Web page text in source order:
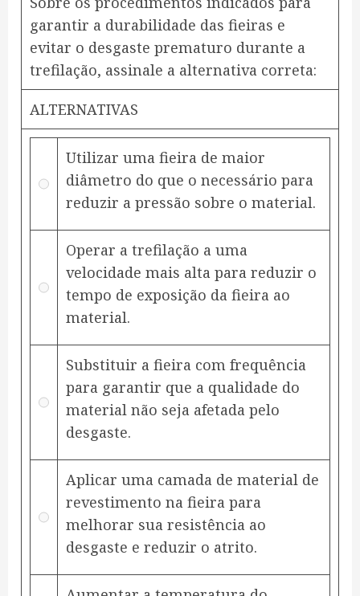
garantir a durabilidade das fieiras e
evitar o desgaste prematuro durante a
trefilação, assinale a alternativa correta:
ALTERNATIVAS
Utilizar uma fieira de maior
diâmetro do que o necessário para
reduzir a pressão sobre o material.
Operar a trefilação a uma
velocidade mais alta para reduzir o
tempo de exposição da fieira ao
material.
Substituir a fieira com frequência
para garantir que a qualidade do
material não seja afetada pelo
desgaste.
Aplicar uma camada de material de
revestimento na fieira para
melhorar sua resistência ao
desgaste e reduzir o atrito.